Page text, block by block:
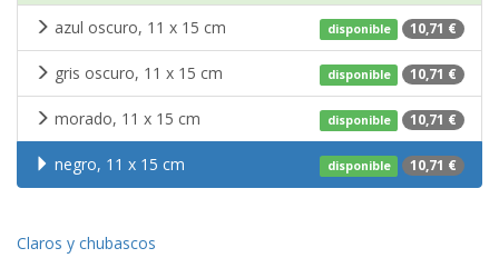
disponible 10,71 €
azul oscuro, 11 x 15 cm
disponible 10,71 €
gris oscuro, 11 x 15 cm
disponible 10,71 €
morado, 11 x 15 cm
disponible 10,71 €
negro, 11 x 15 cm
Claros y chubascos